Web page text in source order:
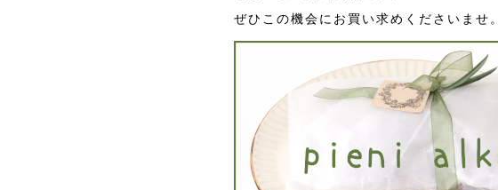
ぜひこの機会にお買い求めくださいませ。